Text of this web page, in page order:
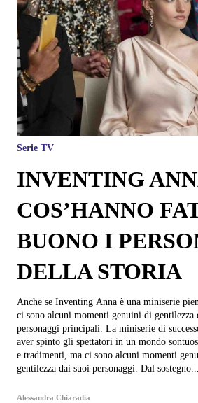
Serie TV
INVENTING
COS’HANNO
BUONO I
DELLA STORIA
Anche se Inventing Anna è una miniserie
ci sono alcuni momenti genuini di gentilezza
personaggi principali. La miniserie di successo, Inventing Anna, può
aver spinto gli spettatori in un mondo
e tradimenti, ma ci sono alcuni momenti
gentilezza dai suoi personaggi. Dal sostegno...
Alessandra Chiaradia